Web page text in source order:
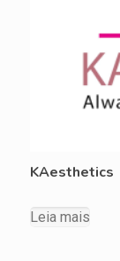
KAesthetics
Leia mais